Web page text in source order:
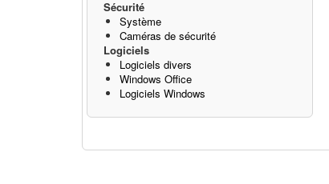
Sécurité
Système
Caméras de sécurité
Logiciels
Logiciels divers
Windows Office
Logiciels Windows